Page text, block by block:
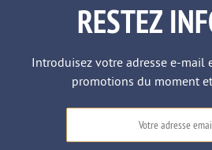
RESTEZ
Introduisez votre adresse e-mail
promotions du moment